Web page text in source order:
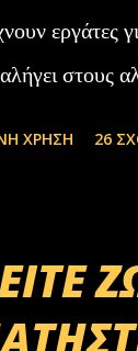
εργάτες
στους
ΧΡΉΣΗ 26